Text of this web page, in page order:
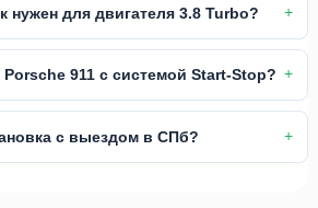
нужен для двигателя 3.8 Turbo?
911 с системой Start-Stop?
с выездом в СПб?